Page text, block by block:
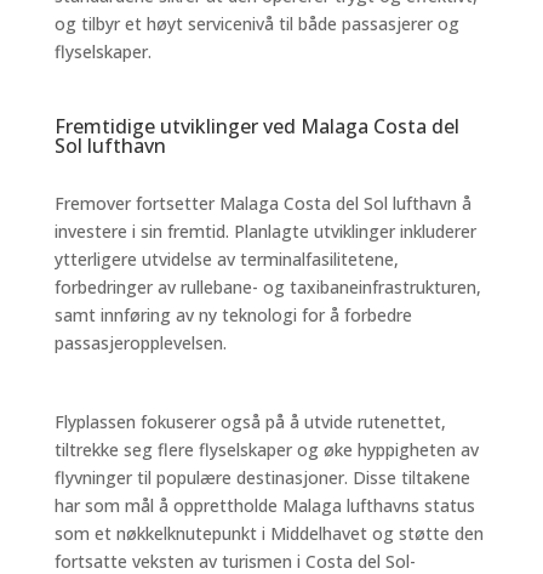
og tilbyr et høyt servicenivå til både passasjerer og
flyselskaper.
Fremtidige utviklinger ved Malaga Costa del
Sol lufthavn
Fremover fortsetter Malaga Costa del Sol lufthavn å
investere i sin fremtid. Planlagte utviklinger inkluderer
ytterligere utvidelse av terminalfasilitetene,
forbedringer av rullebane- og taxibaneinfrastrukturen,
samt innføring av ny teknologi for å forbedre
passasjeropplevelsen.
Flyplassen fokuserer også på å utvide rutenettet,
tiltrekke seg flere flyselskaper og øke hyppigheten av
flyvninger til populære destinasjoner. Disse tiltakene
har som mål å opprettholde Malaga lufthavns status
som et nøkkelknutepunkt i Middelhavet og støtte den
fortsatte veksten av turismen i Costa del Sol-